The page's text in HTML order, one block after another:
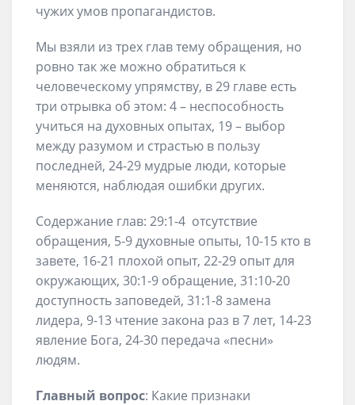
чужих умов пропагандистов.
Мы взяли из трех глав тему обращения, но
ровно так же можно обратиться к
человеческому упрямству, в 29 главе есть
три отрывка об этом: 4 – неспособность
учиться на духовных опытах, 19 – выбор
между разумом и страстью в пользу
последней, 24-29 мудрые люди, которые
меняются, наблюдая ошибки других.
Содержание глав: 29:1-4 отсутствие
обращения, 5-9 духовные опыты, 10-15 кто в
завете, 16-21 плохой опыт, 22-29 опыт для
окружающих, 30:1-9 обращение, 31:10-20
доступность заповедей, 31:1-8 замена
лидера, 9-13 чтение закона раз в 7 лет, 14-23
явление Бога, 24-30 передача «песни»
людям.
Главный вопрос: Какие признаки